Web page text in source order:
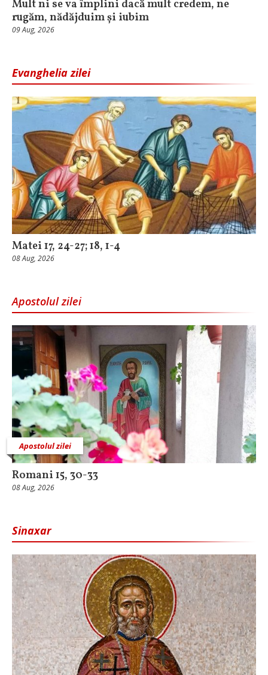
Mult ni se va împlini dacă mult credem, ne
rugăm, nădăjduim și iubim
09 Aug, 2026
Evanghelia zilei
Matei 17, 24-27; 18, 1-4
08 Aug, 2026
Apostolul zilei
Apostolul zilei
Romani 15, 30-33
08 Aug, 2026
Sinaxar